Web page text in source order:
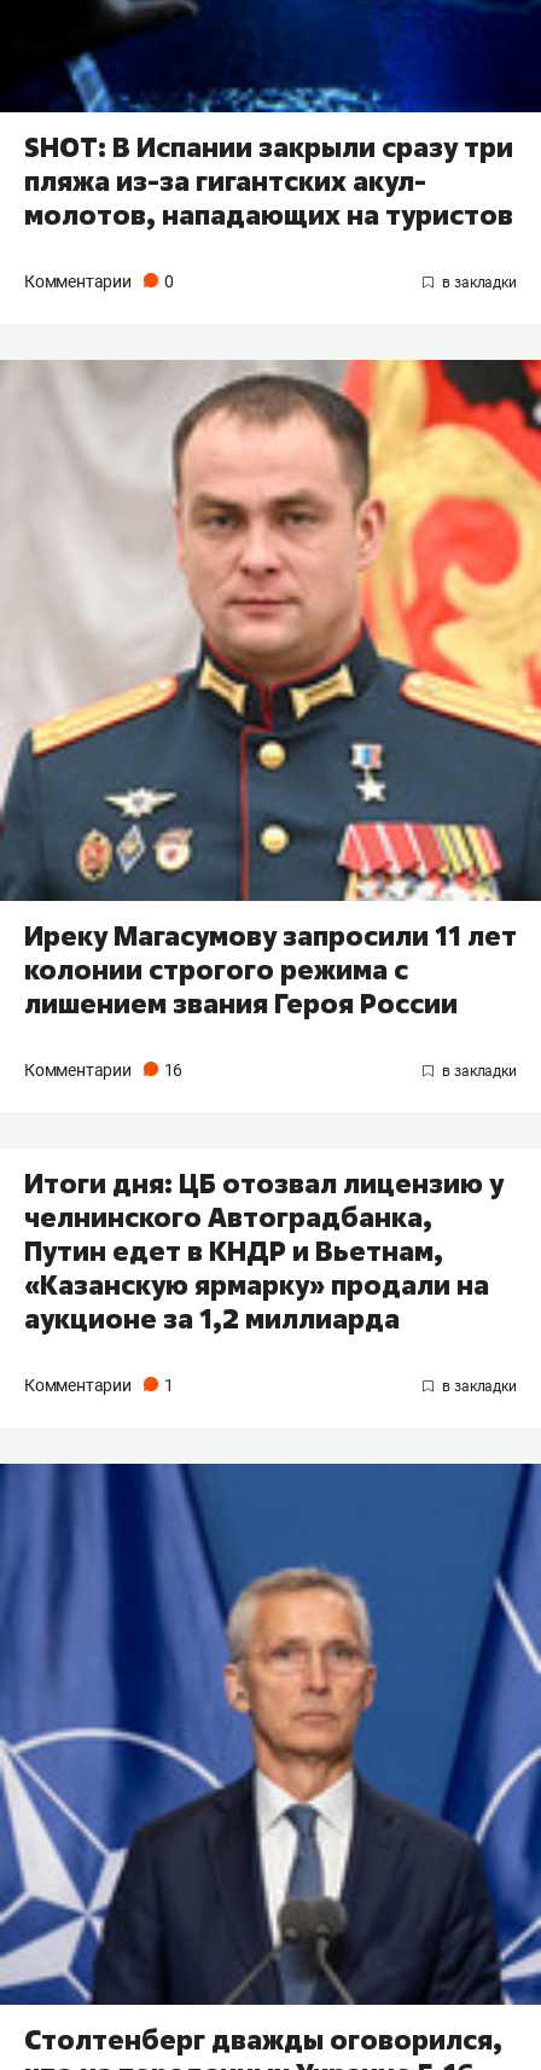
SHOT: В Испании закрыли сразу три
пляжа из-за гигантских акул-
молотов, нападающих на туристов
Комментарии 0
Иреку Магасумову запросили 11 лет
колонии строгого режима с
лишением звания Героя России
Комментарии 16
Итоги дня: ЦБ отозвал лицензию у
челнинского Автоградбанка,
Путин едет в КНДР и Вьетнам,
«Казанскую ярмарку» продали на
аукционе за 1,2 миллиарда
Комментарии 1
Столтенберг дважды оговорился,